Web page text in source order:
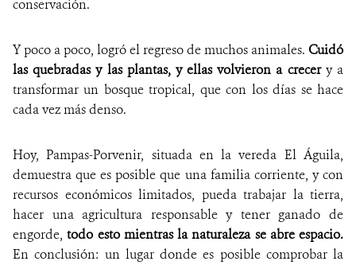
conservación.
Y poco a poco, logró el regreso de muchos animales. Cuidó
las quebradas y las plantas, y ellas volvieron a crecery a
transformar un bosque tropical, que con los días se hace
cada vez más denso.
Hoy, Pampas-Porvenir, situada en la vereda El Águila,
demuestra que es posible que una familia corriente, y con
recursos económicos limitados, pueda trabajar la tierra,
hacer una agricultura responsable y tener ganado de
engorde,todo esto mientras la naturaleza se abre espacio.
En conclusión: un lugar donde es posible comprobar la